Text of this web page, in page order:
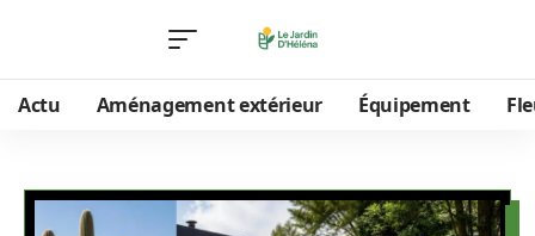
Actu Aménagement extérieur Équipement